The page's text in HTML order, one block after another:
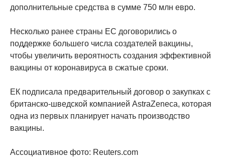
дополнительные средства в сумме 750 млн евро.
Несколько ранее страны ЕС договорились о
поддержке большего числа создателей вакцины,
чтобы увеличить вероятность создания эффективной
вакцины от коронавируса в сжатые сроки.
ЕК подписала предварительный договор о закупках с
британско-шведской компанией AstraZeneca, которая
одна из первых планирует начать производство
вакцины.
Ассоциативное фото: Reuters.com